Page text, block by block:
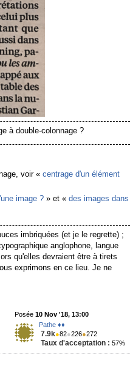
à double-colonnage ?
voir « centrage d'un élément
image ? » et « des images dans
imbriquées (et je le regrette) ;
anglophone, langue
qu'elles devraient être à tirets
exprimons en ce lieu. Je ne
Posée 10 Nov '18, 13:00
Pathe ♦♦
7.9k●82●226●272
Taux d'acceptation : 57%